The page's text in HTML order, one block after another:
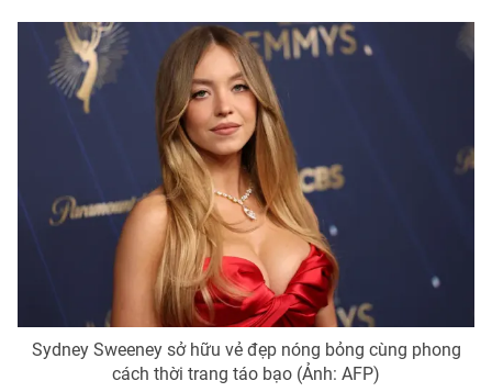
® Cấm sao chép dưới mọi hình thức nếu không có sự chấp
thuận bằng văn bản. Ghi rõ nguồn VTV.vn khi phát hành lại
thông tin từ website này.
Sydney Sweeney sở hữu vẻ đẹp nóng bỏng cùng phong
cách thời trang táo bạo (Ảnh: AFP)